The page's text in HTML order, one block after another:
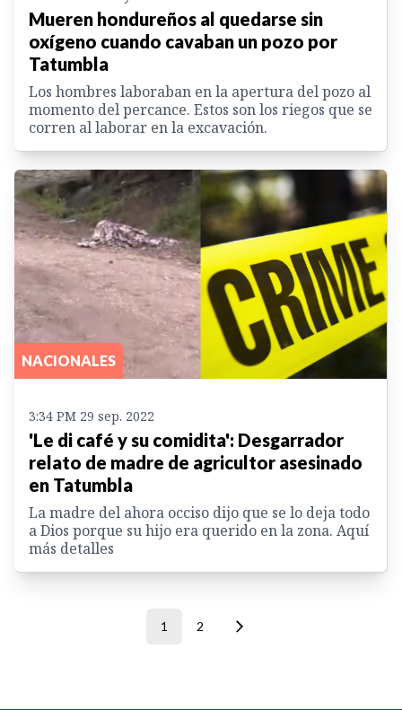
Mueren hondureños al quedarse sin
oxígeno cuando cavaban un pozo por
Tatumbla
Los hombres laboraban en la apertura del pozo al
momento del percance. Estos son los riegos que se
corren al laborar en la excavación.
NACIONALES
3:34 PM 29 sep. 2022
'Le di café y su comidita': Desgarrador
relato de madre de agricultor asesinado
en Tatumbla
La madre del ahora occiso dijo que se lo deja todo
a Dios porque su hijo era querido en la zona. Aquí
más detalles
1 2